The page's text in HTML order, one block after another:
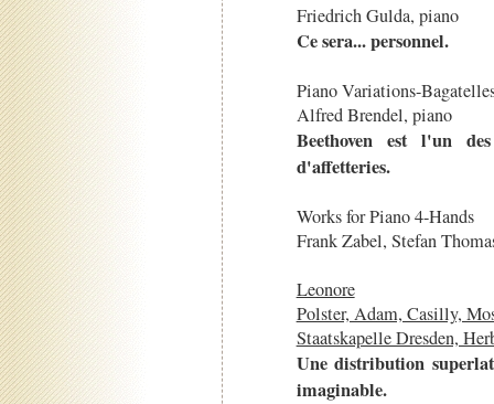
Friedrich Gulda, piano
Ce sera... personnel.
Piano Variations-
Alfred Brendel, piano
Beethoven est l'un
d'affetteries.
Works for Piano 4-Hands
Frank Zabel, Stefan
Leonore
Polster, Adam, Casilly,
Staatskapelle Dresden,
Une distribution
imaginable.